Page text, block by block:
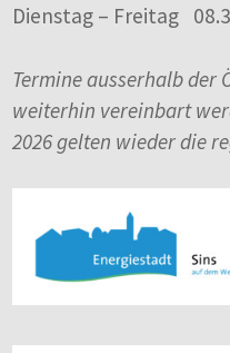
Dienstag – Freitag
Termine ausserhalb der
weiterhin vereinbart
2026 gelten wieder die